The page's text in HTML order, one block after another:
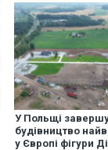
У Польщі
будівництво
у Європі фігури